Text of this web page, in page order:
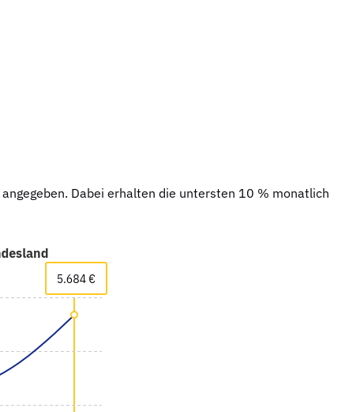
angegeben. Dabei erhalten die untersten 10 % monatlich